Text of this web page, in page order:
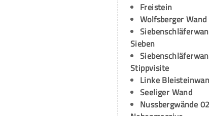
Freistein
Wolfsberger Wand
Sieben
Stippvisite
Linke
Seeliger Wand
Nussbergwände